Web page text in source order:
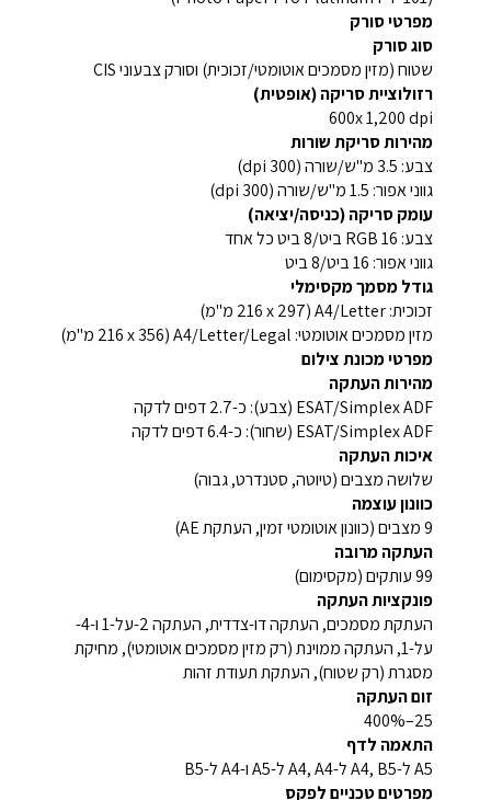
מפרטי סורק
סוג סורק
שטוח (מזין מסמכים אוטומטי/זכוכית) וסורק צבעוני CIS
רזולוציית סריקה (אופטית)
600x 1,200 dpi
מהירות סריקת שורות
צבע: 3.5 מ"ש/שורה (300 dpi)
גווני אפור: 1.5 מ"ש/שורה (300 dpi)
עומק סריקה (כניסה/יציאה)
צבע: RGB 16 ביט/8 ביט כל אחד
גווני אפור: 16 ביט/8 ביט
גודל מסמך מקסימלי
זכוכית: A4/Letter (216 x 297 מ"מ)
מזין מסמכים אוטומטי: A4/Letter/Legal (216 x 356 מ"מ)
מפרטי מכונת צילום
מהירות העתקה
ESAT/Simplex ADF (צבע): כ-2.7 דפים לדקה
ESAT/Simplex ADF (שחור): כ-6.4 דפים לדקה
איכות העתקה
שלושה מצבים (טיוטה, סטנדרט, גבוה)
כוונון עוצמה
9 מצבים (כוונון אוטומטי זמין, העתקת AE)
העתקה מרובה
99 עותקים (מקסימום)
פונקציות העתקה
העתקת מסמכים, העתקה דו-צדדית, העתקה 2-על-1 ו-4-
על-1, העתקה ממוינת (רק מזין מסמכים אוטומטי), מחיקת
מסגרת (רק שטוח), העתקת תעודת זהות
זום העתקה
25–400%
התאמה לדף
A5 ל-A4, B5 ל-A4, A4 ל-A5 ו-A4 ל-B5
מפרטים טכניים לפקס